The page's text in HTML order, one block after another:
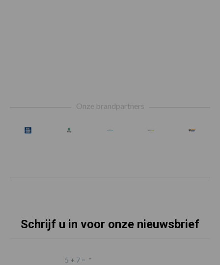
Onze brandpartners
Schrijf u in voor onze nieuwsbrief
5 + 7 = *